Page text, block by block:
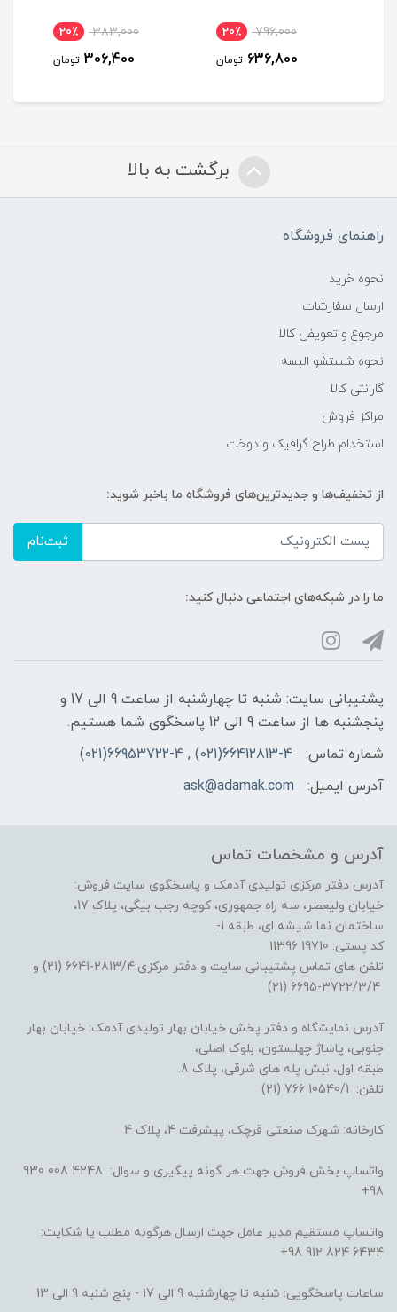
383,000
306,400
ناموجود
برگشت به بالا
راهنمای فروشگاه
نحوه خرید
ارسال سفارشات
مرجوع و تعویض کالا
نحوه شستشو البسه
گارانتی کالا
مراکز فروش
استخدام طراح گرافیک و دوخت
از تخفیف‌ها و جدیدترین‌های فروشگاه ما باخبر شوید:
ثبت‌نام
ما را در شبکه‌های اجتماعی دنبال کنید:
پشتیبانی سایت: شنبه تا چهارشنبه از ساعت 9 الی 17 و
پنجشنبه ها از ساعت 9 الی 12 پاسخگوی شما هستیم.
شماره تماس:
66412813-4(021) , 66953722-4(021)
آدرس ایمیل:
ask@adamak.com
آدرس و مشخصات تماس
آدرس دفتر مرکزی تولیدی آدمک و پاسخگوی سایت فروش:
خیابان ولیعصر، سه راه جمهوری، کوچه رجب بیگی، پلاک 17،
ساختمان نما شیشه ای، طبقه 1-.
کد پستی: 19710 11396
تلفن های تماس پشتیبانی سایت و دفتر مرکزی:2813/4-6641 (21) و
آدرس نمایشگاه و دفتر پخش خیابان بهار تولیدی آدمک: خیابان بهار
جنوبی، پاساژ چهلستون، بلوک اصلی،
طبقه اول، نبش پله های شرقی، پلاک 8.
تلفن: 10540/1 766 (21)
کارخانه: شهرک صنعتی قرچک، پیشرفت 4، پلاک 4
واتساپ بخش فروش جهت هر گونه پیگیری و سوال: 4248 008 930
98+
واتساپ مستقیم مدیر عامل جهت ارسال هرگونه مطلب یا شکایت:
6434 824 912 98+
ساعات پاسخگویی: شنبه تا چهارشنبه 9 الی 17 - پنج شنبه 9 الی 13